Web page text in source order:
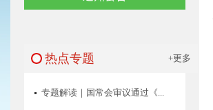
热点专题 +更多
专题解读｜国常会审议通过《...